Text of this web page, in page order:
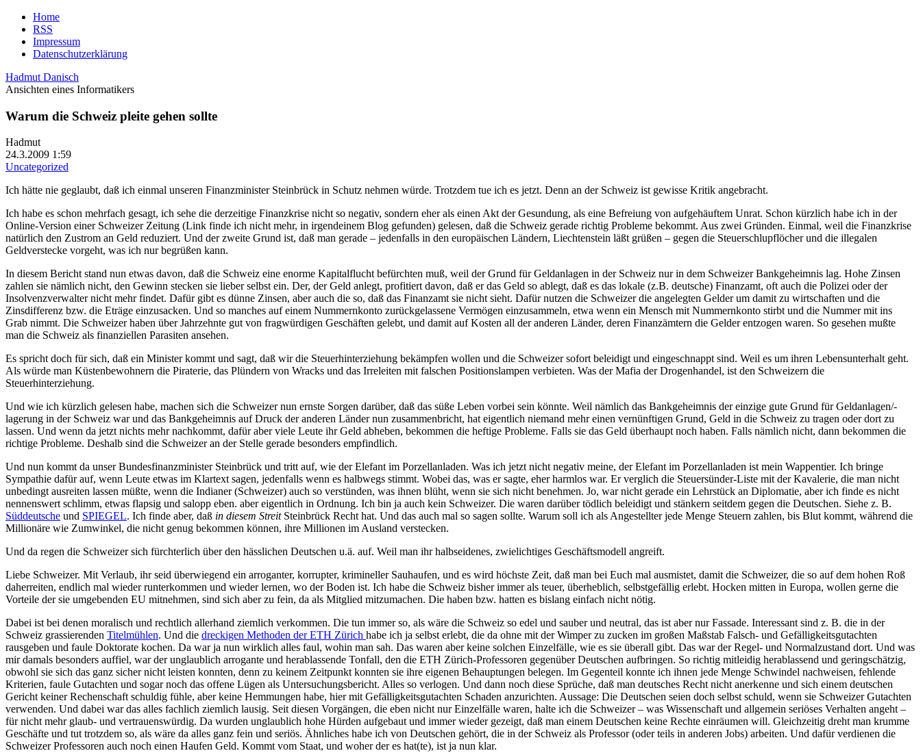
Home
RSS
Impressum
Datenschutzerklärung
Hadmut Danisch
Ansichten eines Informatikers
Warum die Schweiz pleite gehen sollte
Hadmut
24.3.2009 1:59
Uncategorized
Ich hätte nie geglaubt, daß ich einmal unseren Finanzminister Steinbrück in Schutz nehmen würde. Trotzdem tue ich es jetzt. Denn an der Schweiz ist gewisse Kritik angebracht.
Ich habe es schon mehrfach gesagt, ich sehe die derzeitige Finanzkrise nicht so negativ, sondern eher als einen Akt der Gesundung, als eine Befreiung von aufgehäuftem Unrat. Schon kürzlich habe ich in der
Online-Version einer Schweizer Zeitung (Link finde ich nicht mehr, in irgendeinem Blog gefunden) gelesen, daß die Schweiz gerade richtig Probleme bekommt. Aus zwei Gründen. Einmal, weil die Finanzkrise
natürlich den Zustrom an Geld reduziert. Und der zweite Grund ist, daß man gerade – jedenfalls in den europäischen Ländern, Liechtenstein läßt grüßen – gegen die Steuerschlupflöcher und die illegalen
Geldverstecke vorgeht, was ich nur begrüßen kann.
In diesem Bericht stand nun etwas davon, daß die Schweiz eine enorme Kapitalflucht befürchten muß, weil der Grund für Geldanlagen in der Schweiz nur in dem Schweizer Bankgeheimnis lag. Hohe Zinsen
zahlen sie nämlich nicht, den Gewinn stecken sie lieber selbst ein. Der, der Geld anlegt, profitiert davon, daß er das Geld so ablegt, daß es das lokale (z.B. deutsche) Finanzamt, oft auch die Polizei oder der
Insolvenzverwalter nicht mehr findet. Dafür gibt es dünne Zinsen, aber auch die so, daß das Finanzamt sie nicht sieht. Dafür nutzen die Schweizer die angelegten Gelder um damit zu wirtschaften und die
Zinsdifferenz bzw. die Eträge einzusacken. Und so manches auf einem Nummernkonto zurückgelassene Vermögen einzusammeln, etwa wenn ein Mensch mit Nummernkonto stirbt und die Nummer mit ins
Grab nimmt. Die Schweizer haben über Jahrzehnte gut von fragwürdigen Geschäften gelebt, und damit auf Kosten all der anderen Länder, deren Finanzämtern die Gelder entzogen waren. So gesehen mußte
man die Schweiz als finanziellen Parasiten ansehen.
Es spricht doch für sich, daß ein Minister kommt und sagt, daß wir die Steuerhinterziehung bekämpfen wollen und die Schweizer sofort beleidigt und eingeschnappt sind. Weil es um ihren Lebensunterhalt geht.
Als würde man Küstenbewohnern die Piraterie, das Plündern von Wracks und das Irreleiten mit falschen Positionslampen verbieten. Was der Mafia der Drogenhandel, ist den Schweizern die
Steuerhinterziehung.
Und wie ich kürzlich gelesen habe, machen sich die Schweizer nun ernste Sorgen darüber, daß das süße Leben vorbei sein könnte. Weil nämlich das Bankgeheimnis der einzige gute Grund für Geldanlagen/-
lagerung in der Schweiz war und das Bankgeheimnis auf Druck der anderen Länder nun zusammenbricht, hat eigentlich niemand mehr einen vernünftigen Grund, Geld in die Schweiz zu tragen oder dort zu
lassen. Und wenn da jetzt nichts mehr nachkommt, dafür aber viele Leute ihr Geld abheben, bekommen die heftige Probleme. Falls sie das Geld überhaupt noch haben. Falls nämlich nicht, dann bekommen die
richtige Probleme. Deshalb sind die Schweizer an der Stelle gerade besonders empfindlich.
Und nun kommt da unser Bundesfinanzminister Steinbrück und tritt auf, wie der Elefant im Porzellanladen. Was ich jetzt nicht negativ meine, der Elefant im Porzellanladen ist mein Wappentier. Ich bringe
Sympathie dafür auf, wenn Leute etwas im Klartext sagen, jedenfalls wenn es halbwegs stimmt. Wobei das, was er sagte, eher harmlos war. Er verglich die Steuersünder-Liste mit der Kavalerie, die man nicht
unbedingt ausreiten lassen müßte, wenn die Indianer (Schweizer) auch so verstünden, was ihnen blüht, wenn sie sich nicht benehmen. Jo, war nicht gerade ein Lehrstück an Diplomatie, aber ich finde es nicht
nennenswert schlimm, etwas flapsig und salopp eben. aber eigentlich in Ordnung. Ich bin ja auch kein Schweizer. Die waren darüber tödlich beleidigt und stänkern seitdem gegen die Deutschen. Siehe z. B.
Süddeutsche und SPIEGEL. Ich finde aber, daß in diesem StreitSteinbrück Recht hat. Und das auch mal so sagen sollte. Warum soll ich als Angestellter jede Menge Steuern zahlen, bis Blut kommt, während die
Millionäre wie Zumwinkel, die nicht genug bekommen können, ihre Millionen im Ausland verstecken.
Und da regen die Schweizer sich fürchterlich über den hässlichen Deutschen u.ä. auf. Weil man ihr halbseidenes, zwielichtiges Geschäftsmodell angreift.
Liebe Schweizer. Mit Verlaub, ihr seid überwiegend ein arroganter, korrupter, krimineller Sauhaufen, und es wird höchste Zeit, daß man bei Euch mal ausmistet, damit die Schweizer, die so auf dem hohen Roß
daherreiten, endlich mal wieder runterkommen und wieder lernen, wo der Boden ist. Ich habe die Schweiz bisher immer als teuer, überheblich, selbstgefällig erlebt. Hocken mitten in Europa, wollen gerne die
Vorteile der sie umgebenden EU mitnehmen, sind sich aber zu fein, da als Mitglied mitzumachen. Die haben bzw. hatten es bislang einfach nicht nötig.
Dabei ist bei denen moralisch und rechtlich allerhand ziemlich verkommen. Die tun immer so, als wäre die Schweiz so edel und sauber und neutral, das ist aber nur Fassade. Interessant sind z. B. die in der
Schweiz grassierenden Titelmühlen. Und die dreckigen Methoden der ETH Zürich habe ich ja selbst erlebt, die da ohne mit der Wimper zu zucken im großen Maßstab Falsch- und Gefälligkeitsgutachten
rausgeben und faule Doktorate kochen. Da war ja nun wirklich alles faul, wohin man sah. Das waren aber keine solchen Einzelfälle, wie es sie überall gibt. Das war der Regel- und Normalzustand dort. Und was
mir damals besonders auffiel, war der unglaublich arrogante und herablassende Tonfall, den die ETH Zürich-Professoren gegenüber Deutschen aufbringen. So richtig mitleidig herablassend und geringschätzig,
obwohl sie sich das ganz sicher nicht leisten konnten, denn zu keinem Zeitpunkt konnten sie ihre eigenen Behauptungen belegen. Im Gegenteil konnte ich ihnen jede Menge Schwindel nachweisen, fehlende
Kriterien, faule Gutachten und sogar noch das offene Lügen als Untersuchungsbericht. Alles so verlogen. Und dann noch diese Sprüche, daß man deutsches Recht nicht anerkenne und sich einem deutschen
Gericht keiner Rechenschaft schuldig fühle, aber keine Hemmungen habe, hier mit Gefälligkeitsgutachten Schaden anzurichten. Aussage: Die Deutschen seien doch selbst schuld, wenn sie Schweizer Gutachten
verwenden. Und dabei war das alles fachlich ziemlich lausig. Seit diesen Vorgängen, die eben nicht nur Einzelfälle waren, halte ich die Schweizer – was Wissenschaft und allgemein seriöses Verhalten angeht –
für nicht mehr glaub- und vertrauenswürdig. Da wurden unglaublich hohe Hürden aufgebaut und immer wieder gezeigt, daß man einem Deutschen keine Rechte einräumen will. Gleichzeitig dreht man krumme
Geschäfte und tut trotzdem so, als wäre da alles ganz fein und seriös. Ähnliches habe ich von Deutschen gehört, die in der Schweiz als Professor (oder teils in anderen Jobs) arbeiten. Und dafür verdienen die
Schweizer Professoren auch noch einen Haufen Geld. Kommt vom Staat, und woher der es hat(te), ist ja nun klar.